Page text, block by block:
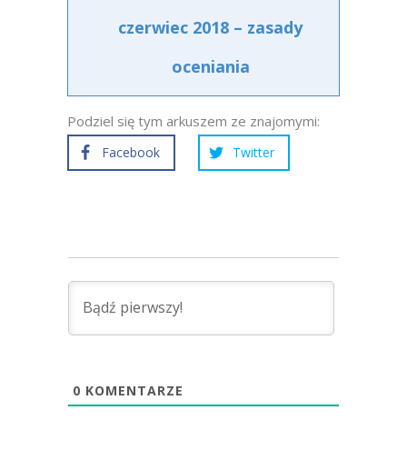
czerwiec 2018 – zasady
oceniania
Podziel się tym arkuszem ze znajomymi:
Facebook Twitter
0 KOMENTARZE